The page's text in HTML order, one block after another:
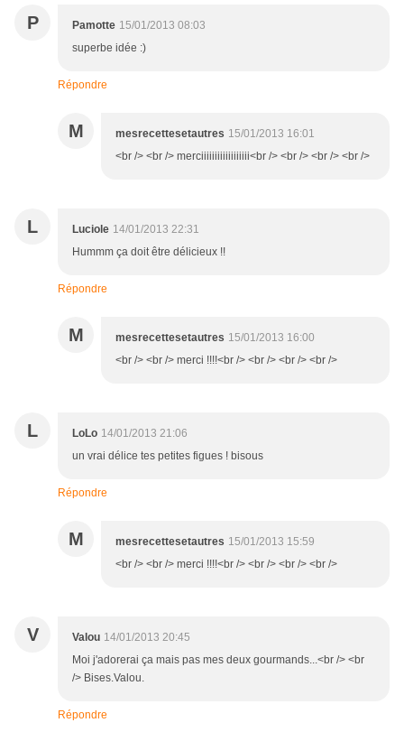
P Pamotte 15/01/2013 08:03
superbe idée :)
Répondre
M mesrecettesetautres 15/01/2013 16:01
<br /> <br /> merciiiiiiiiiiiiiiiiii<br /> <br /> <br /> <br />
L Luciole 14/01/2013 22:31
Hummm ça doit être délicieux !!
Répondre
M mesrecettesetautres 15/01/2013 16:00
<br /> <br /> merci !!!!<br /> <br /> <br /> <br />
L LoLo 14/01/2013 21:06
un vrai délice tes petites figues ! bisous
Répondre
M mesrecettesetautres 15/01/2013 15:59
<br /> <br /> merci !!!!<br /> <br /> <br /> <br />
V Valou 14/01/2013 20:45
Moi j'adorerai ça mais pas mes deux gourmands...<br /> <br
/> Bises.Valou.
Répondre